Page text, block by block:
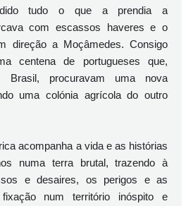
tudo o que a prendia a
com escassos haveres e o
direção a Moçâmedes. Consigo
centena de portugueses que,
Brasil, procuravam uma nova
uma colónia agrícola do outro
acompanha a vida e as histórias
numa terra brutal, trazendo à
e desaires, os perigos e as
num território inóspito e